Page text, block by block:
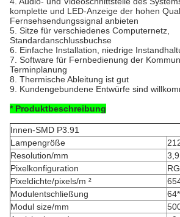
komplette und LED-Anzeige der hohen
Fernsehsendungssignal anbieten
5. Sitze für verschiedenes Computernetz,
Standardanschlussbuchse
6. Einfache Installation, niedrige
7. Software für Fernbedienung der
Terminplanung
8. Thermische Ableitung ist gut
9. Kundengebundene Entwürfe sind
* Produktbeschreibung
Innen-SMD P3.91
Lampengröße
Resolution/mm
Pixelkonfiguration
Pixeldichte/pixels/m ²
Modulentschließung
Modul size/mm